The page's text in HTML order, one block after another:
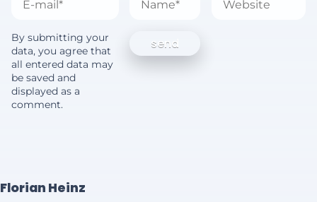
By submitting your
data, you agree that
all entered data may
be saved and
displayed as a
comment.
Florian Heinz